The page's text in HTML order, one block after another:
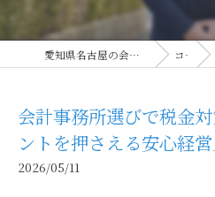
愛知県名古屋の会計事務所なら鷲見会計事務所 コラム
会計事務所選びで税金
ントを押さえる安心経
2026/05/11